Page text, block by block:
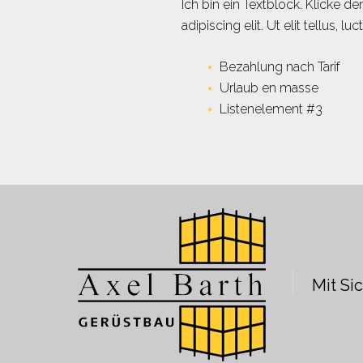
GesuchtIch bin ein Textblock. Klicke
adipiscing elit. Ut elit tellus,
Bezahlung nach Tarif
Urlaub en masse
Listenelement #3
Mit